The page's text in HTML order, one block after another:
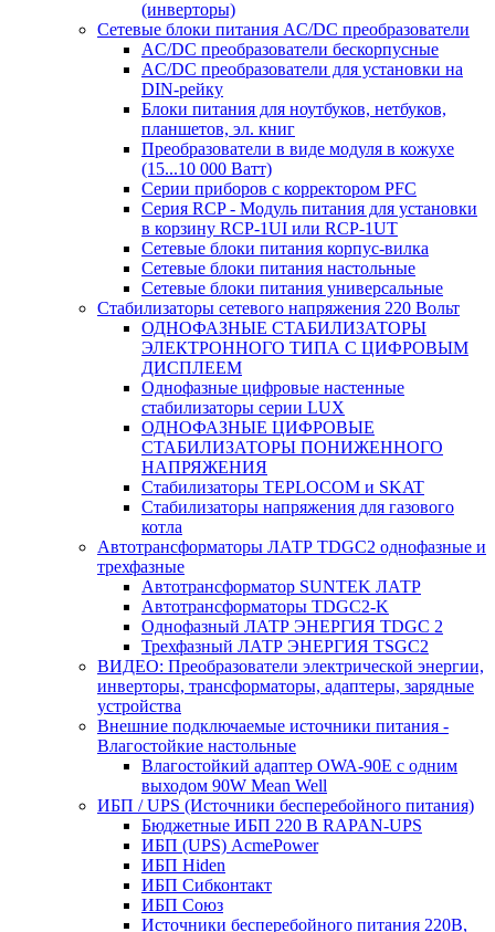
(инверторы)
Сетевые блоки питания AC/DC преобразователи
AC/DC преобразователи бескорпусные
AC/DC преобразователи для установки на
DIN-рейку
Блоки питания для ноутбуков, нетбуков,
планшетов, эл. книг
Преобразователи в виде модуля в кожухе
(15...10 000 Ватт)
Серии приборов с корректором PFC
Серия RCP - Модуль питания для установки
в корзину RCP-1UI или RCP-1UT
Сетевые блоки питания корпус-вилка
Сетевые блоки питания настольные
Сетевые блоки питания универсальные
Стабилизаторы сетевого напряжения 220 Вольт
ОДНОФАЗНЫЕ СТАБИЛИЗАТОРЫ
ЭЛЕКТРОННОГО ТИПА С ЦИФРОВЫМ
ДИСПЛЕЕМ
Однофазные цифровые настенные
стабилизаторы серии LUX
ОДНОФАЗНЫЕ ЦИФРОВЫЕ
СТАБИЛИЗАТОРЫ ПОНИЖЕННОГО
НАПРЯЖЕНИЯ
Стабилизаторы TEPLOCOM и SKAT
Стабилизаторы напряжения для газового
котла
Автотрансформаторы ЛАТР TDGC2 однофазные и
трехфазные
Автотрансформатор SUNTEK ЛАТР
Автотрансформаторы TDGC2-K
Однофазный ЛАТР ЭНЕРГИЯ TDGC 2
Трехфазный ЛАТР ЭНЕРГИЯ TSGC2
ВИДЕО: Преобразователи электрической энергии,
инверторы, трансформаторы, адаптеры, зарядные
устройства
Внешние подключаемые источники питания -
Влагостойкие настольные
Влагостойкий адаптер OWA-90E с одним
выходом 90W Mean Well
ИБП / UPS (Источники бесперебойного питания)
Бюджетные ИБП 220 В RAPAN-UPS
ИБП (UPS) AcmePower
ИБП Hiden
ИБП Сибконтакт
ИБП Союз
Источники бесперебойного питания 220В,